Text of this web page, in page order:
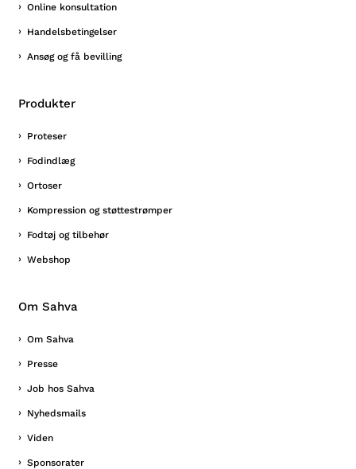
Online konsultation
Handelsbetingelser
Ansøg og få bevilling
Produkter
Proteser
Fodindlæg
Ortoser
Kompression og støttestrømper
Fodtøj og tilbehør
Webshop
Om Sahva
Om Sahva
Presse
Job hos Sahva
Nyhedsmails
Viden
Sponsorater